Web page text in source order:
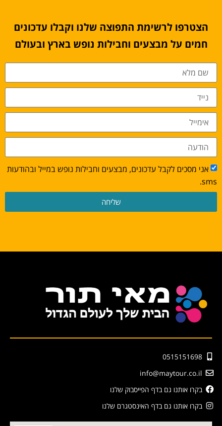
הצטרפו לרשימת התפוצה שלנו וקבלו עדכונים
חמים על מבצעים וחבילות נופש בארץ ובעולם
אני מסכים לקבל עדכונים, מבצעים וחבילות נופש במייל ובהודעות
sms.
שליחה
0515151698
info@maytour.co.il
בקרו אותנו גם בדף הפייסבוק שלנו
בקרו אותנו גם בדף האינסטגרם שלנו